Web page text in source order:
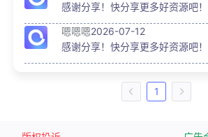
感谢分享！快分享更多好资源吧！
嗯嗯嗯2026-07-12
感谢分享！快分享更多好资源吧！
1